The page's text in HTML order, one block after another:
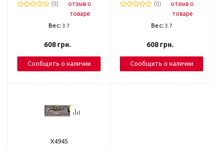
(0)
отзыв о
товаре
Вес: 3.7
608грн.
Сообщить о наличии
(0)
отзыв о
товаре
Вес: 3.7
608грн.
Сообщить о наличии
X4945